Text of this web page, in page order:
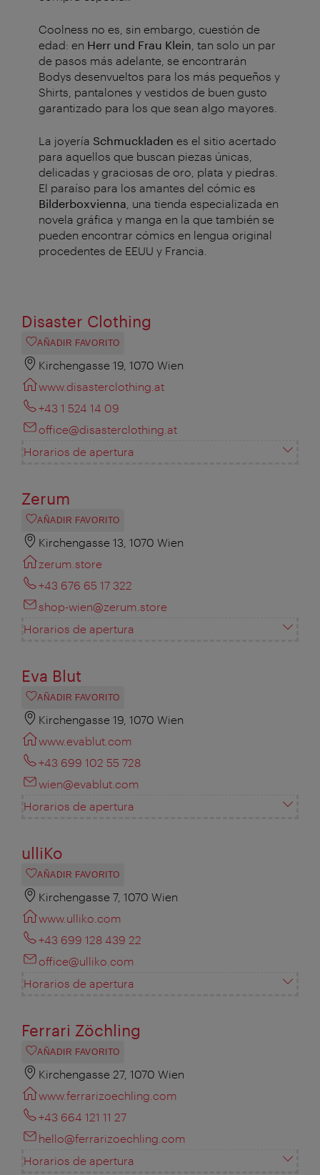
Coolness no es, sin embargo, cuestión de
edad: en Herr und Frau Klein , tan solo un par
de pasos más adelante, se encontrarán
Bodys desenvueltos para los más pequeños y
Shirts, pantalones y vestidos de buen gusto
garantizado para los que sean algo mayores.
La joyería Schmuckladen es el sitio acertado
para aquellos que buscan piezas únicas,
delicadas y graciosas de oro, plata y piedras.
El paraíso para los amantes del cómic es
Bilderboxvienna , una tienda especializada en
novela gráfica y manga en la que también se
pueden encontrar cómics en lengua original
procedentes de EEUU y Francia.
Disaster Clothing
AÑADIR FAVORITO
Kirchengasse 19, 1070 Wien
www.disasterclothing.at
+43 1 524 14 09
office@disasterclothing.at
Horarios de apertura
Zerum
AÑADIR FAVORITO
Kirchengasse 13, 1070 Wien
zerum.store
+43 676 65 17 322
shop-wien@zerum.store
Horarios de apertura
Eva Blut
AÑADIR FAVORITO
Kirchengasse 19, 1070 Wien
www.evablut.com
+43 699 102 55 728
wien@evablut.com
Horarios de apertura
ulliKo
AÑADIR FAVORITO
Kirchengasse 7, 1070 Wien
www.ulliko.com
+43 699 128 439 22
office@ulliko.com
Horarios de apertura
Ferrari Zöchling
AÑADIR FAVORITO
Kirchengasse 27, 1070 Wien
www.ferrarizoechling.com
+43 664 121 11 27
hello@ferrarizoechling.com
Horarios de apertura